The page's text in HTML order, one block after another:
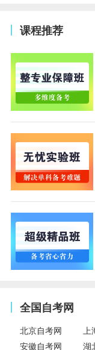
课程推荐
全国自考网
北京自考网 上
安徽自考网
湖